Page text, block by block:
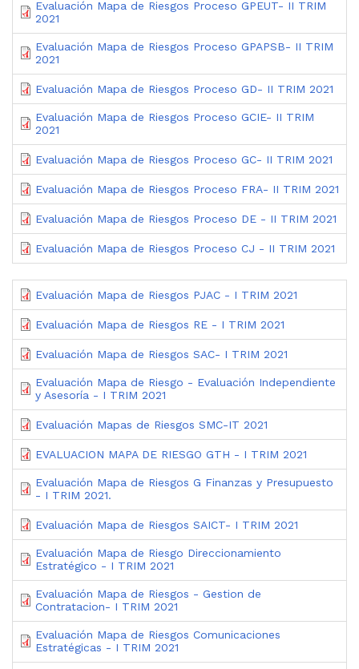
Evaluación Mapa de Riesgos Proceso GPEUT- II TRIM
2021
Evaluación Mapa de Riesgos Proceso GPAPSB- II TRIM
2021
Evaluación Mapa de Riesgos Proceso GD- II TRIM 2021
Evaluación Mapa de Riesgos Proceso GCIE- II TRIM
2021
Evaluación Mapa de Riesgos Proceso GC- II TRIM 2021
Evaluación Mapa de Riesgos Proceso FRA- II TRIM 2021
Evaluación Mapa de Riesgos Proceso DE - II TRIM 2021
Evaluación Mapa de Riesgos Proceso CJ - II TRIM 2021
Evaluación Mapa de Riesgos PJAC - I TRIM 2021
Evaluación Mapa de Riesgos RE - I TRIM 2021
Evaluación Mapa de Riesgos SAC- I TRIM 2021
Evaluación Mapa de Riesgo - Evaluación Independiente
y Asesoría - I TRIM 2021
Evaluación Mapas de Riesgos SMC-IT 2021
EVALUACION MAPA DE RIESGO GTH - I TRIM 2021
Evaluación Mapa de Riesgos G Finanzas y Presupuesto
- I TRIM 2021.
Evaluación Mapa de Riesgos SAICT- I TRIM 2021
Evaluación Mapa de Riesgo Direccionamiento
Estratégico - I TRIM 2021
Evaluación Mapa de Riesgos - Gestion de
Contratacion- I TRIM 2021
Evaluación Mapa de Riesgos Comunicaciones
Estratégicas - I TRIM 2021